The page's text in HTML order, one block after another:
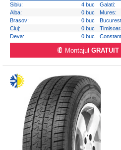
Sibiu: 4 buc Galati:
Alba:
0 buc Mures:
Brasov:
0 buc
Cluj:
0 buc
Deva:
0 buc
Montajul